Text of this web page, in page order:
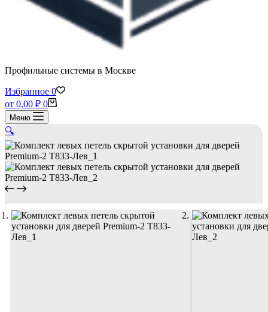
Профильные системы в Москве
Избранное 0
Корзина
от 0,00 ₽ 0
Меню
🔍